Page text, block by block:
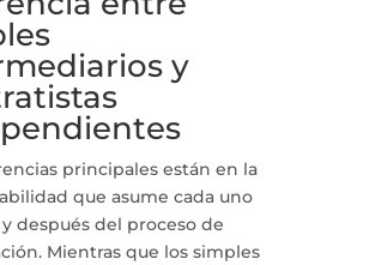
y
principales están en la
que asume cada uno
después del proceso de
Mientras que los simples